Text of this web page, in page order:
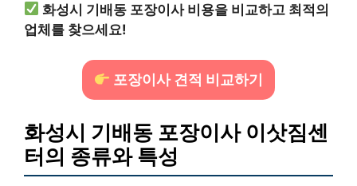
화성시 기배동 포장이사 비용을 비교하고 최적의
업체를 찾으세요!
포장이사 견적 비교하기
화성시 기배동 포장이사 이삿짐센
터의 종류와 특성